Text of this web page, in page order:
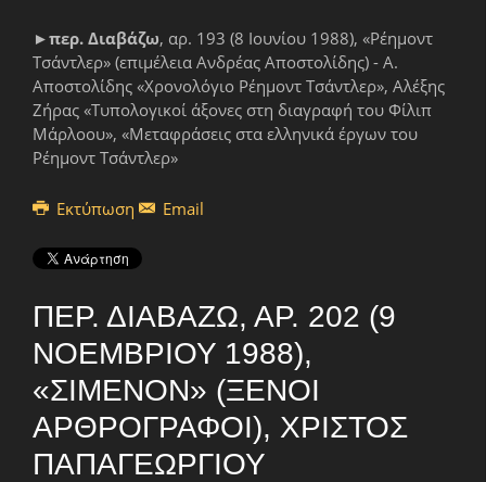
►περ. Διαβάζω, αρ. 193 (8 Ιουνίου 1988), «Ρέημοντ
Τσάντλερ» (επιμέλεια Ανδρέας Αποστολίδης) - Α.
Αποστολίδης «Χρονολόγιο Ρέημοντ Τσάντλερ», Αλέξης
Ζήρας «Τυπολογικοί άξονες στη διαγραφή του Φίλιπ
Μάρλοου», «Μεταφράσεις στα ελληνικά έργων του
Ρέημοντ Τσάντλερ»
Εκτύπωση Email
ΠΕΡ. ΔΙΑΒΆΖΩ, ΑΡ. 202 (9
ΝΟΕΜΒΡΊΟΥ 1988),
«ΣΙΜΕΝΌΝ» (ΞΈΝΟΙ
ΑΡΘΡΟΓΡΆΦΟΙ), ΧΡΊΣΤΟΣ
ΠΑΠΑΓΕΩΡΓΊΟΥ